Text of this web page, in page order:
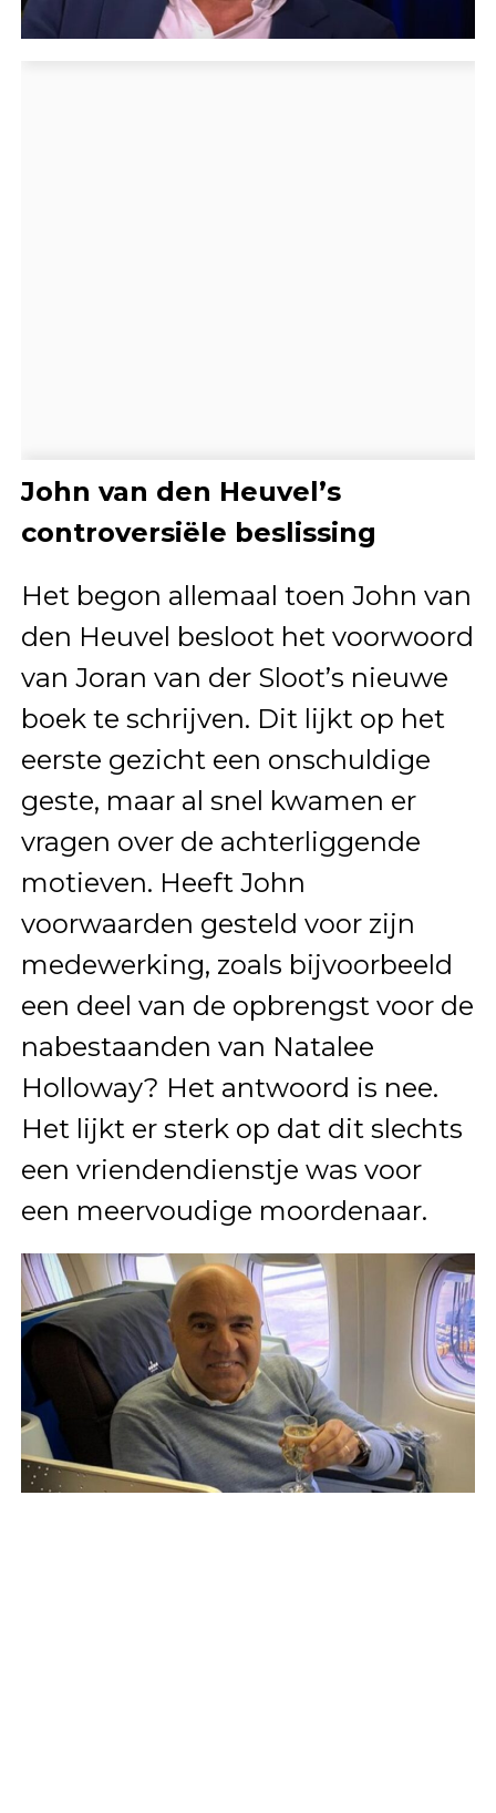
John van den Heuvel’s
controversiële beslissing
Het begon allemaal toen John van
den Heuvel besloot het voorwoord
van Joran van der Sloot’s nieuwe
boek te schrijven. Dit lijkt op het
eerste gezicht een onschuldige
geste, maar al snel kwamen er
vragen over de achterliggende
motieven. Heeft John
voorwaarden gesteld voor zijn
medewerking, zoals bijvoorbeeld
een deel van de opbrengst voor de
nabestaanden van Natalee
Holloway? Het antwoord is nee.
Het lijkt er sterk op dat dit slechts
een vriendendienstje was voor
een meervoudige moordenaar.